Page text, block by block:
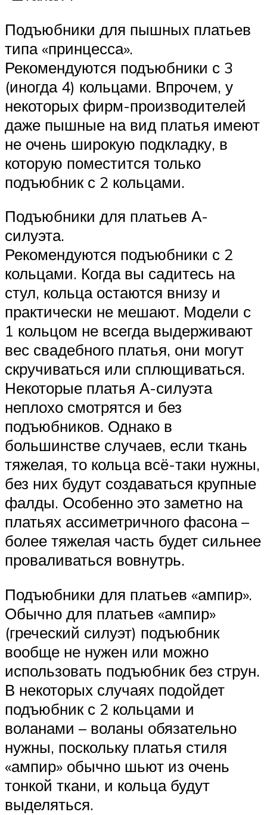
Подъюбники для пышных платьев
типа «принцесса».
Рекомендуются подъюбники с 3
(иногда 4) кольцами. Впрочем, у
некоторых фирм-производителей
даже пышные на вид платья имеют
не очень широкую подкладку, в
которую поместится только
подъюбник с 2 кольцами.
Подъюбники для платьев А-
силуэта.
Рекомендуются подъюбники с 2
кольцами. Когда вы садитесь на
стул, кольца остаются внизу и
практически не мешают. Модели с
1 кольцом не всегда выдерживают
вес свадебного платья, они могут
скручиваться или сплющиваться.
Некоторые платья А-силуэта
неплохо смотрятся и без
подъюбников. Однако в
большинстве случаев, если ткань
тяжелая, то кольца всё-таки нужны,
без них будут создаваться крупные
фалды. Особенно это заметно на
платьях ассиметричного фасона –
более тяжелая часть будет сильнее
проваливаться вовнутрь.
Подъюбники для платьев «ампир».
Обычно для платьев «ампир»
(греческий силуэт) подъюбник
вообще не нужен или можно
использовать подъюбник без струн.
В некоторых случаях подойдет
подъюбник с 2 кольцами и
воланами – воланы обязательно
нужны, поскольку платья стиля
«ампир» обычно шьют из очень
тонкой ткани, и кольца будут
выделяться.